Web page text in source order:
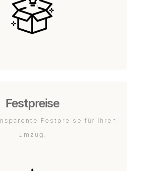
Festpreise
Festpreise für Ihren
Umzug.